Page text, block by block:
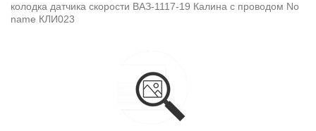
колодка датчика скорости ВАЗ-1117-19 Калина с проводом No
name КЛИ023